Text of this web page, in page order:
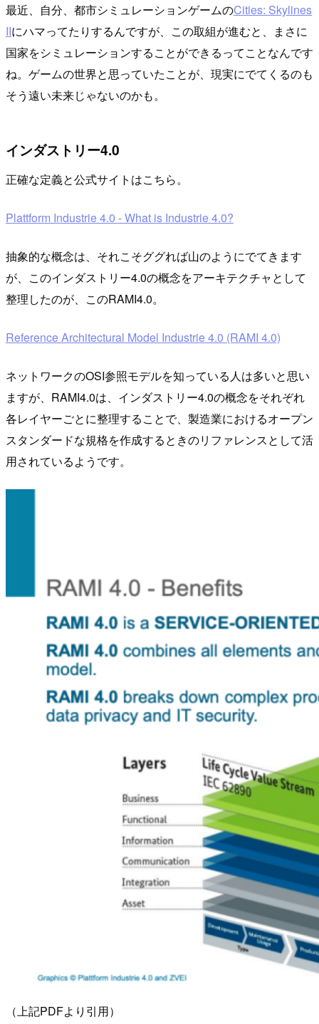
最近、自分、都市シミュレーションゲームのCities: Skylines
IIにハマってたりするんですが、この取組が進むと、まさに
国家をシミュレーションすることができるってことなんです
ね。ゲームの世界と思っていたことが、現実にでてくるのも
そう遠い未来じゃないのかも。
インダストリー4.0
正確な定義と公式サイトはこちら。
Plattform Industrie 4.0 - What is Industrie 4.0?
抽象的な概念は、それこそググれば山のようにでてきます
が、このインダストリー4.0の概念をアーキテクチャとして
整理したのが、このRAMI4.0。
Reference Architectural Model Industrie 4.0 (RAMI 4.0)
ネットワークのOSI参照モデルを知っている人は多いと思い
ますが、RAMI4.0は、インダストリー4.0の概念をそれぞれ
各レイヤーごとに整理することで、製造業におけるオープン
スタンダードな規格を作成するときのリファレンスとして活
用されているようです。
（上記PDFより引用）